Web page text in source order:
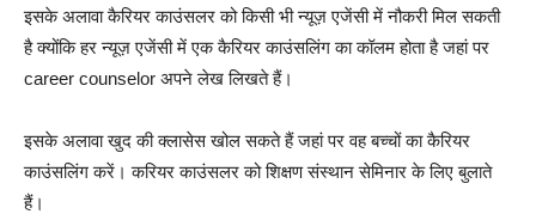
इसके अलावा कैरियर काउंसलर को किसी भी न्यूज़ एजेंसी में नौकरी मिल सकती
है क्योंकि हर न्यूज़ एजेंसी में एक कैरियर काउंसलिंग का कॉलम होता है जहां पर
career counselor अपने लेख लिखते हैं।
इसके अलावा खुद की क्लासेस खोल सकते हैं जहां पर वह बच्चों का कैरियर
काउंसलिंग करें। करियर काउंसलर को शिक्षण संस्थान सेमिनार के लिए बुलाते
हैं।